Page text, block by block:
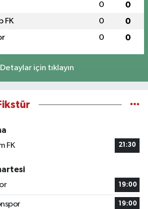
0 0
FK 0 0
0 0
Detaylar için tıklayın
FK
21:30
19:00
19:00